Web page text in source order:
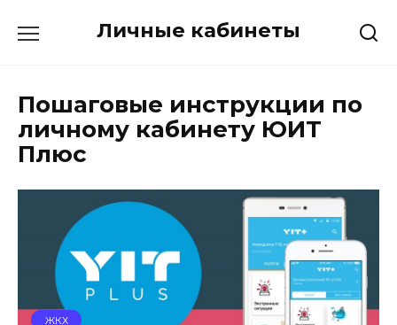
Личные кабинеты
Пошаговые инструкции по
личному кабинету ЮИТ
Плюс
ЖКХ